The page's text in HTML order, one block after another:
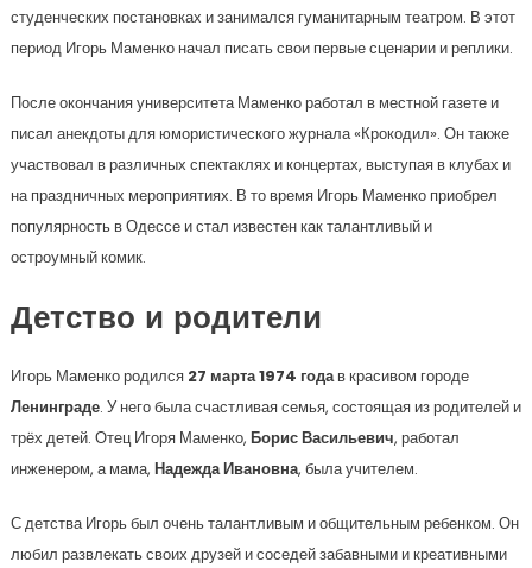
студенческих постановках и занимался гуманитарным театром. В этот
период Игорь Маменко начал писать свои первые сценарии и реплики.
После окончания университета Маменко работал в местной газете и
писал анекдоты для юмористического журнала «Крокодил». Он также
участвовал в различных спектаклях и концертах, выступая в клубах и
на праздничных мероприятиях. В то время Игорь Маменко приобрел
популярность в Одессе и стал известен как талантливый и
остроумный комик.
Детство и родители
Игорь Маменко родился 27 марта 1974 годав красивом городе
Ленинграде. У него была счастливая семья, состоящая из родителей и
трёх детей. Отец Игоря Маменко, Борис Васильевич, работал
инженером, а мама, Надежда Ивановна, была учителем.
С детства Игорь был очень талантливым и общительным ребенком. Он
любил развлекать своих друзей и соседей забавными и креативными